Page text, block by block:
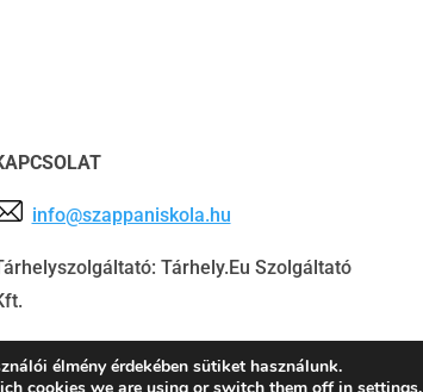
info@szappaniskola.hu
Tárhely.Eu Szolgáltató
élmény érdekében sütiket használunk.